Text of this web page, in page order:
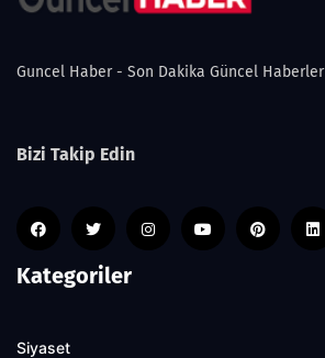
Guncel Haber - Son Dakika Güncel Haberler
Bizi Takip Edin
Kategoriler
Siyaset